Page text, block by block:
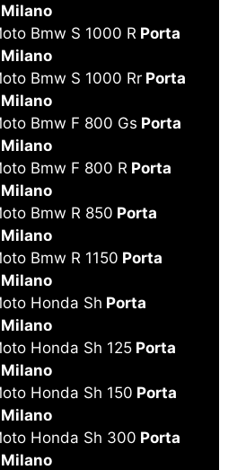
Bmw S 1000 R Porta
Bmw S 1000 Rr Porta
Bmw F 800 Gs Porta
Bmw F 800 R Porta
Bmw R 850 Porta
Bmw R 1150 Porta
Honda Sh Porta
Honda Sh 125 Porta
Honda Sh 150 Porta
Honda Sh 300 Porta